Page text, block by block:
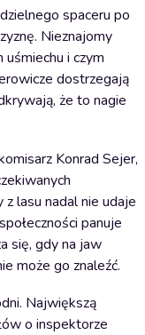
spaceru po
Nieznajomy
i czym
dostrzegają
że to nagie
Konrad Sejer,
lasu nadal nie udaje
panuje
się, gdy na jaw
może go znaleźć.
Największą
o inspektorze